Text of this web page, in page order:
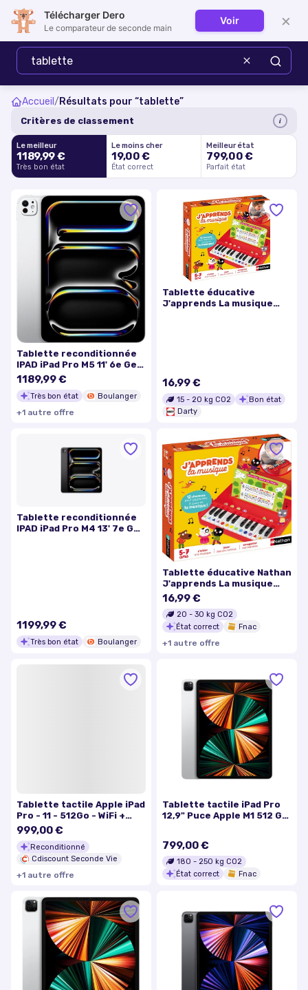
Se connecter
Accueil /Résultats pour “tablette”
Critères de classement i
Le meilleur
1189,99 €
Très bon état
Le moins cher
19,00 €
État correct
Meilleur état
799,00 €
Parfait état
Tablette reconditionnée
IPAD iPad Pro M5 11' 6e Gen
256Go Noir
1189,99 €
Très bon état Boulanger
+1 autre offre
Tablette éducative
J'apprends La musique
16,99 €
15 - 20 kg CO2
Bon état
Darty
Tablette reconditionnée
IPAD iPad Pro M4 13' 7e Gen
1199,99 €
Très bon état Boulanger
Tablette éducative Nathan
J'apprends La musique
2024
16,99 €
20 - 30 kg CO2
État correct
Fnac
+1 autre offre
Tablette tactile Apple iPad
Pro - 11 - 512Go - WiFi +
Cellulaire - Gris Sidéral
(2021) - Reconditionné -
Excellent état
999,00 €
Reconditionné
Cdiscount Seconde Vie
+1 autre offre
Tablette tactile iPad Pro
12,9" Puce Apple M1 512 Go
799,00 €
180 - 250 kg CO2
État correct
Fnac
Télécharger Dero
Le comparateur de seconde main
Voir ×